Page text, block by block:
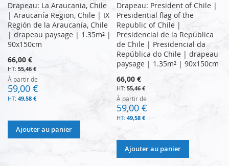
Drapeau: La Araucania, Chile
| Araucanía Region, Chile | IX
Región de la Araucanía, Chile
| drapeau paysage | 1.35m² |
90x150cm
66,00 €
55,46 €
À partir de
59,00 €
49,58 €
Ajouter au panier
Drapeau: President of Chile |
Presidential flag of the
Republic of Chile |
Presidencial de la República
de Chile | Presidencial da
República do Chile | drapeau
paysage | 1.35m² | 90x150cm
66,00 €
55,46 €
À partir de
59,00 €
49,58 €
Ajouter au panier